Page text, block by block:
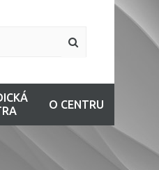
O CENTRU